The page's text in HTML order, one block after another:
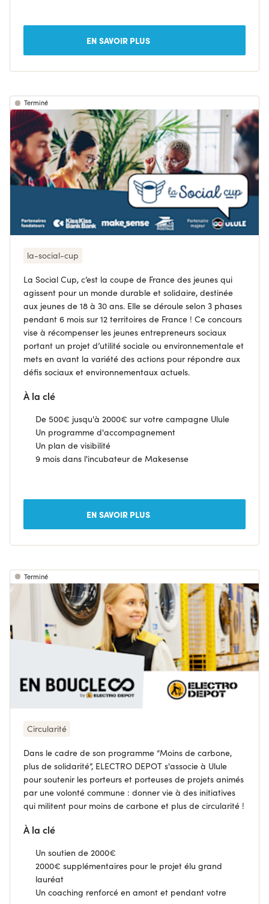
EN SAVOIR PLUS
Terminé
la-social-cup
La Social Cup, c’est la coupe de France des jeunes qui
agissent pour un monde durable et solidaire, destinée
aux jeunes de 18 à 30 ans. Elle se déroule selon 3 phases
pendant 6 mois sur 12 territoires de France ! Ce concours
vise à récompenser les jeunes entrepreneurs sociaux
portant un projet d’utilité sociale ou environnementale et
mets en avant la variété des actions pour répondre aux
défis sociaux et environnementaux actuels.
À la clé
De 500€ jusqu'à 2000€ sur votre campagne Ulule
Un programme d'accompagnement
Un plan de visibilité
9 mois dans l'incubateur de Makesense
EN SAVOIR PLUS
Terminé
Circularité
Dans le cadre de son programme “Moins de carbone,
plus de solidarité”, ELECTRO DEPOT s'associe à Ulule
pour soutenir les porteurs et porteuses de projets animés
par une volonté commune : donner vie à des initiatives
qui militent pour moins de carbone et plus de circularité !
À la clé
Un soutien de 2000€
2000€ supplémentaires pour le projet élu grand
lauréat
Un coaching renforcé en amont et pendant votre